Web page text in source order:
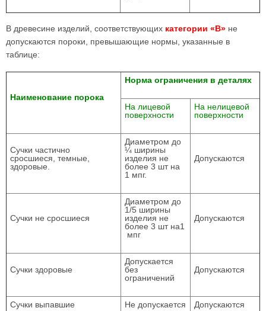
В древесине изделий, соответствующих категории «В» не
допускаются пороки, превышающие нормы, указанные в
таблице:
Наименование порока
Норма ограничения в деталях
На лицевой
поверхности
На нелицевой
поверхности
Сучки частично
сросшиеся, темные,
здоровые.
Диаметром до
¼ ширины
изделия не
более 3 шт на
1 мпг.
Допускаются
Сучки не сросшиеся
Диаметром до
1/5 ширины
изделия не
более 3 шт на1
мпг
Допускаются
Сучки здоровые
Допускается
без
ограничений
Допускаются
Сучки выпавшие Не допускается Допускаются